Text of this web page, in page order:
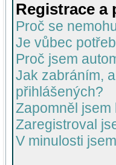
Registrace a
Proč se
Je vůbec
Proč jsem
Jak zabráním,
přihlášených?
Zapomněl jsem
Zaregistroval
V minulosti